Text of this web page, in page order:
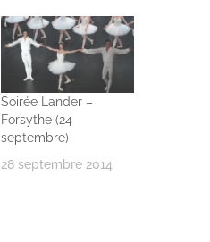
Soirée Lander –
Forsythe (24
septembre)
28 septembre 2014